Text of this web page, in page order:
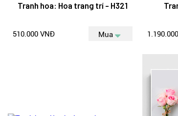
Tranh hoa: Hoa trang trí - H321
510.000 VNĐ Mua